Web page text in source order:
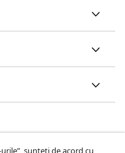
sunteți de acord cu